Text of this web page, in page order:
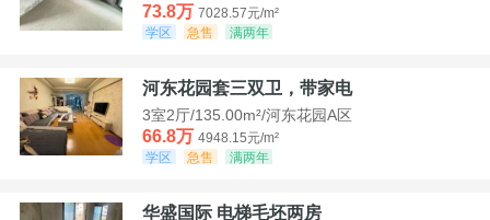
73.8万 7028.57元/m²
学区
急售 满两年
河东花园套三双卫，带家电
3室2厅/135.00m²/河东花园A区
66.8万 4948.15元/m²
学区
急售 满两年
华盛国际 电梯毛坯两房